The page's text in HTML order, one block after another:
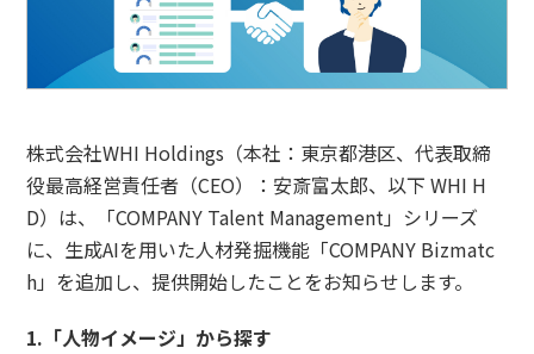
株式会社WHI Holdings（本社：東京都港区、代表取締
役最高経営責任者（CEO）：安斎富太郎、以下 WHI H
D）は、「COMPANY Talent Management」シリーズ
に、生成AIを用いた人材発掘機能「COMPANY Bizmatc
h」を追加し、提供開始したことをお知らせします。
1. 「人物イメージ」から探す